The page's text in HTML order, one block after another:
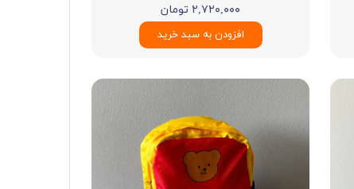
۲,۷۲۰,۰۰۰ تومان
افزودن به سبد خرید